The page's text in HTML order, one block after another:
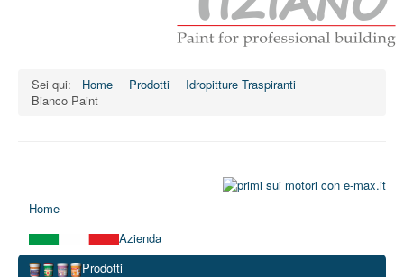
Sei qui: Home Prodotti
Idropitture Traspiranti
Bianco Paint
Home
Azienda
Prodotti